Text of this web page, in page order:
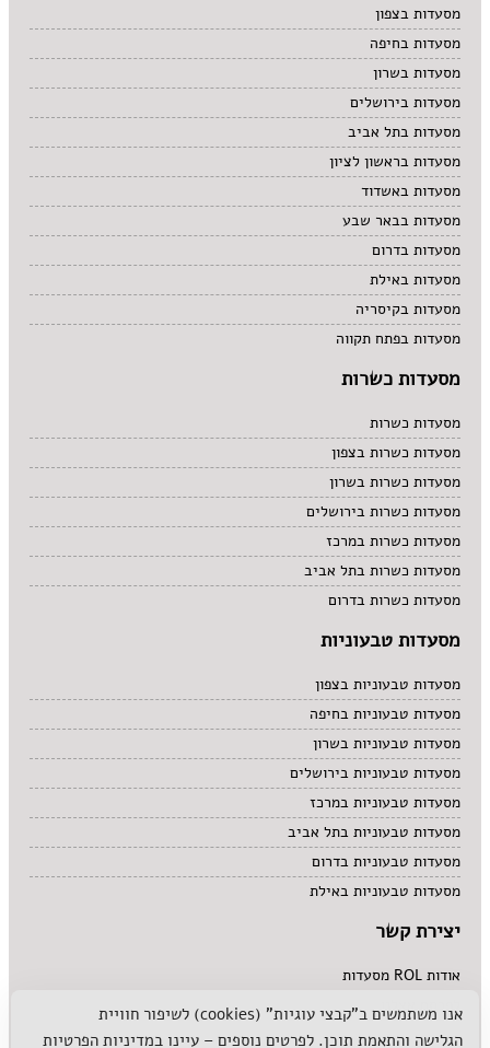
מסעדות בצפון
מסעדות בחיפה
מסעדות בשרון
מסעדות בירושלים
מסעדות בתל אביב
מסעדות בראשון לציון
מסעדות באשדוד
מסעדות בבאר שבע
מסעדות בדרום
מסעדות באילת
מסעדות בקיסריה
מסעדות בפתח תקווה
מסעדות כשרות
מסעדות כשרות
מסעדות כשרות בצפון
מסעדות כשרות בשרון
מסעדות כשרות בירושלים
מסעדות כשרות במרכז
מסעדות כשרות בתל אביב
מסעדות כשרות בדרום
מסעדות טבעוניות
מסעדות טבעוניות בצפון
מסעדות טבעוניות בחיפה
מסעדות טבעוניות בשרון
מסעדות טבעוניות בירושלים
מסעדות טבעוניות במרכז
מסעדות טבעוניות בתל אביב
מסעדות טבעוניות בדרום
מסעדות טבעוניות באילת
יצירת קשר
אודות ROL מסעדות
אנו משתמשים ב"קבצי עוגיות" (cookies) לשיפור חוויית
הגלישה והתאמת תוכן. לפרטים נוספים – עיינו במדיניות הפרטיות